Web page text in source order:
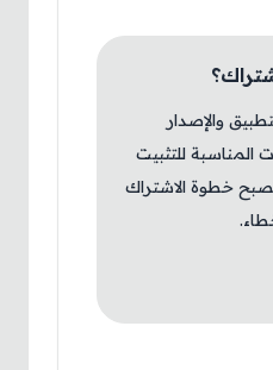
والإصدار
المناسبة للتثبيت
خطوة الاشتراك